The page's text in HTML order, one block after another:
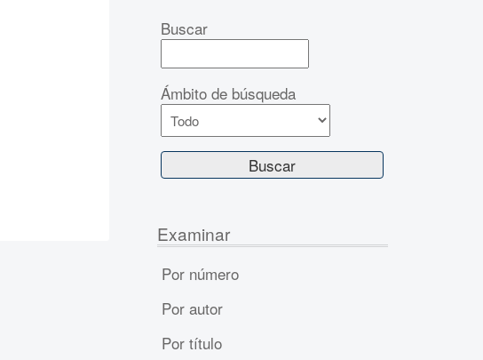
Buscar
Ámbito de búsqueda
Examinar
Por número
Por autor
Por título